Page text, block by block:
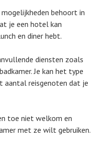
behoort in
je een hotel kan
en diner hebt.
diensten zoals
Je kan het type
aantal reisgenoten dat je
toe niet welkom en
met ze wilt gebruiken.